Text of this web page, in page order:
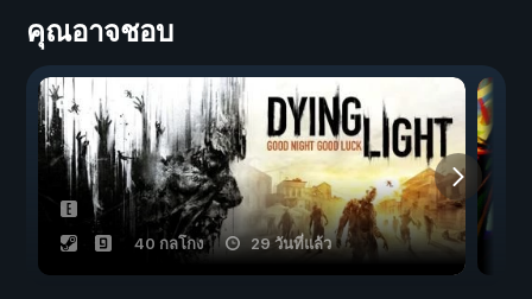
คุณอาจชอบ
40 กลโกง 29 วันที่แล้ว